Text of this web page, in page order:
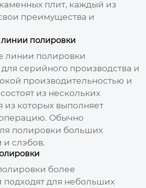
плит, каждый из
преимущества и
полировки
линии полировки
серийного производства и
производительностью и
из нескольких
из которых выполняет
Обычно
полировки больших
и слэбов.
более
подходят для небольших